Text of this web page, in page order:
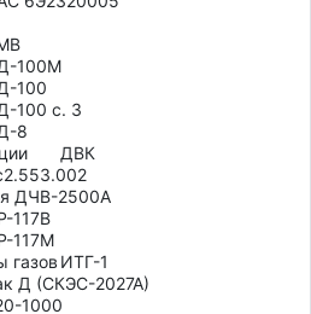
ДЧВ-2500А
ИТГ-1